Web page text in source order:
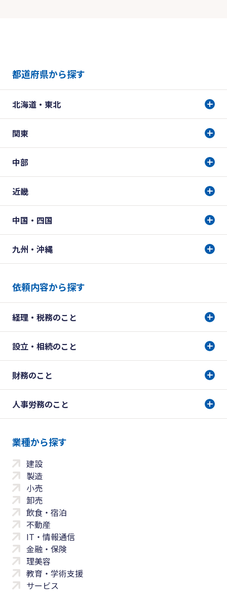
都道府県から探す
北海道・東北
関東
中部
近畿
中国・四国
九州・沖縄
依頼内容から探す
経理・税務のこと
設立・相続のこと
財務のこと
人事労務のこと
業種から探す
建設
製造
小売
卸売
飲食・宿泊
不動産
IT・情報通信
金融・保険
理美容
教育・学術支援
サービス